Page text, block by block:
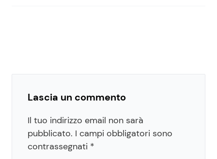
Lascia un commento
Il tuo indirizzo email non sarà
pubblicato. I campi obbligatori sono
contrassegnati *